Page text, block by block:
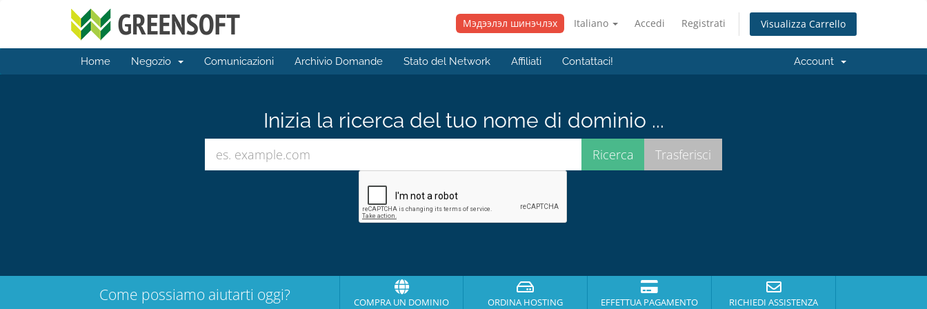
Мэдээлэл шинэчлэх Italiano Accedi Registrati Visualizza Carrello
Home Negozio Comunicazioni Archivio Domande Stato del Network Affiliati Contattaci! Account
Inizia la ricerca del tuo nome di dominio ...
Come possiamo aiutarti oggi? COMPRA UN DOMINIO ORDINA HOSTING EFFETTUA PAGAMENTO RICHIEDI ASSISTENZA